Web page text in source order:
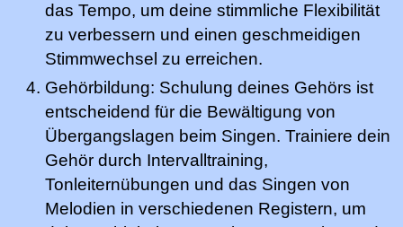
das Tempo, um deine stimmliche Flexibilität
zu verbessern und einen geschmeidigen
Stimmwechsel zu erreichen.
Gehörbildung: Schulung deines Gehörs ist
entscheidend für die Bewältigung von
Übergangslagen beim Singen. Trainiere dein
Gehör durch Intervalltraining,
Tonleiternübungen und das Singen von
Melodien in verschiedenen Registern, um